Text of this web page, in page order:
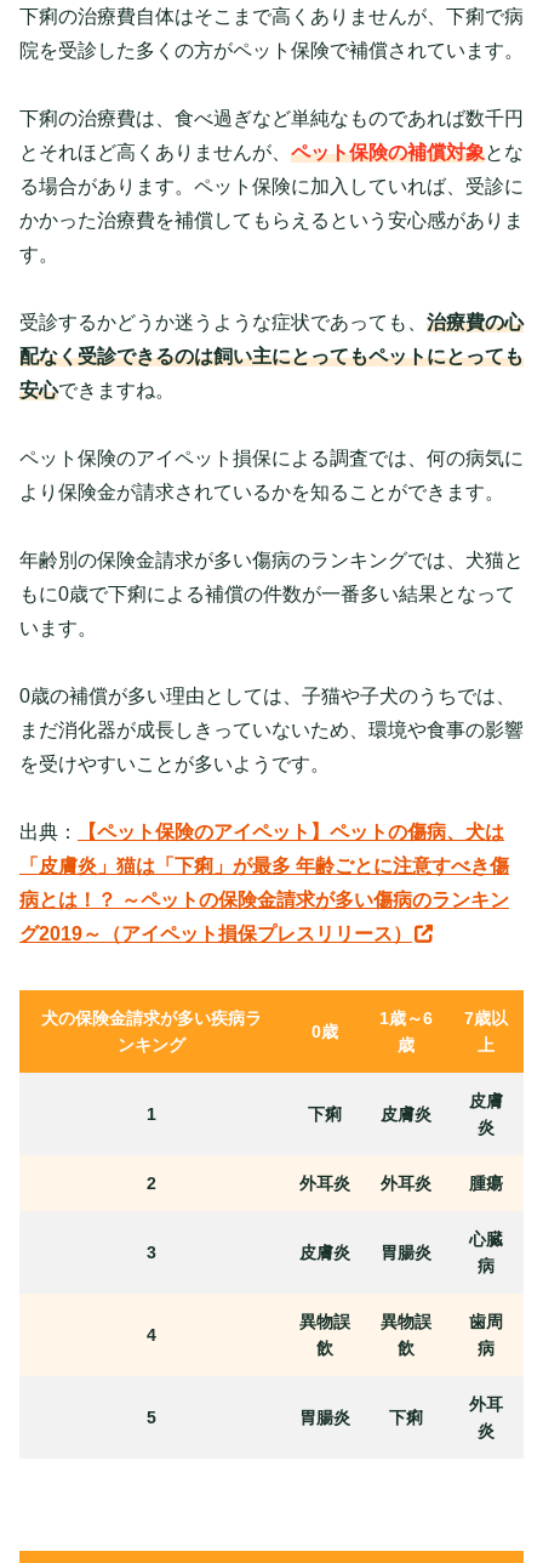
下痢の治療費自体はそこまで高くありませんが、下痢で病
院を受診した多くの方がペット保険で補償されています。
下痢の治療費は、食べ過ぎなど単純なものであれば数千円
とそれほど高くありませんが、 ペット保険の補償対象とな
る場合があります。ペット保険に加入していれば、受診に
かかった治療費を補償してもらえるという安心感がありま
す。
受診するかどうか迷うような症状であっても、 治療費の心
配なく受診できるのは飼い主にとってもペットにとっても
安心できますね。
ペット保険のアイペット損保による調査では、何の病気に
より保険金が請求されているかを知ることができます。
年齢別の保険金請求が多い傷病のランキングでは、犬猫と
もに0歳で下痢による補償の件数が一番多い結果となって
います。
0歳の補償が多い理由としては、子猫や子犬のうちでは、
まだ消化器が成長しきっていないため、環境や食事の影響
を受けやすいことが多いようです。
出典：
【ペット保険のアイペット】ペットの傷病、犬は
「皮膚炎」猫は「下痢」が最多 年齢ごとに注意すべき傷
病とは！？ ～ペットの保険金請求が多い傷病のランキン
グ2019～（アイペット損保プレスリリース）
犬の保険金請求が多い疾病ラ
ンキング
0歳
1歳～6
歳
7歳以
上
1 下痢 皮膚炎
皮膚
炎
2 外耳炎 外耳炎 腫瘍
3 皮膚炎 胃腸炎
心臓
病
4
異物誤
飲
異物誤
飲
歯周
病
5 胃腸炎 下痢
外耳
炎